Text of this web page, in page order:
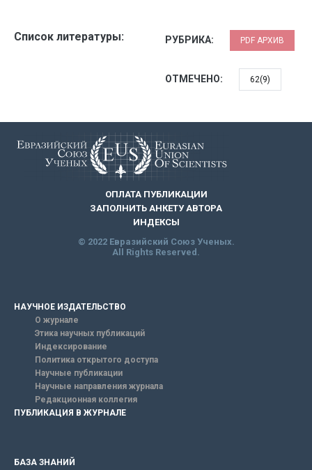
Список литературы: РУБРИКА: PDF АРХИВ
ОТМЕЧЕНО: 62(9)
ОПЛАТА ПУБЛИКАЦИИ
ЗАПОЛНИТЬ АНКЕТУ АВТОРА
ИНДЕКСЫ
© 2022 Евразийский Союз Ученых.
All Rights Reserved.
НАУЧНОЕ ИЗДАТЕЛЬСТВО
О журнале
Этика научных публикаций
Индексирование
Политика открытого доступа
Научные публикации
Научные направления журнала
Редакционная коллегия
ПУБЛИКАЦИЯ В ЖУРНАЛЕ
БАЗА ЗНАНИЙ